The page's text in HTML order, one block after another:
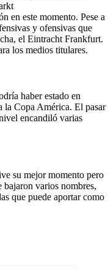
en este momento. Pese a
y ofensivas que
el Eintracht Frankfurt.
los medios titulares.
haber estado en
la Copa América. El pasar
encandiló varias
su mejor momento pero
bajaron varios nombres,
que puede aportar como